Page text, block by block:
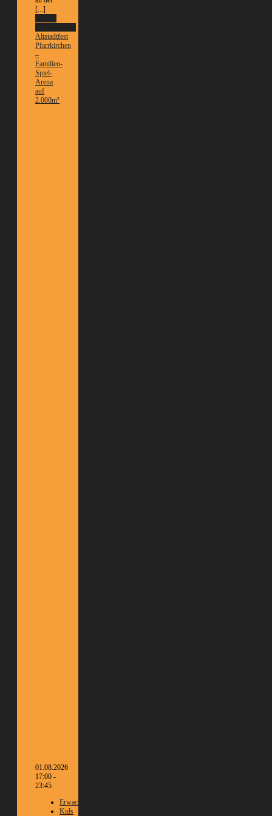
[...]
Altstadtfest
Pfarrkirchen
–
Familien-
Spiel-
Arena
auf
2.000m²
01.08.2026
17:00 -
23:45
Erwachsene
Kids